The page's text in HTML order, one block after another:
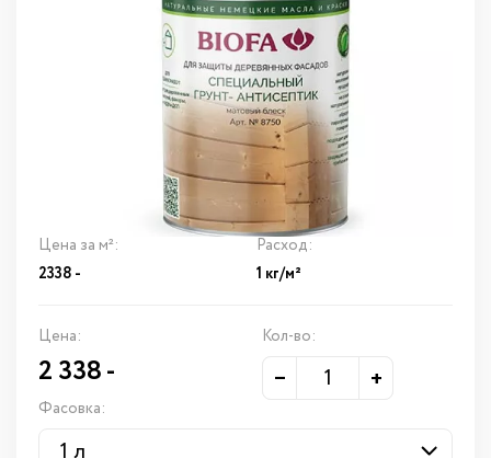
Цена за м²:
2338 -
Расход:
1 кг/м²
Цена:
2 338 -
Кол-во:
– +
Фасовка: